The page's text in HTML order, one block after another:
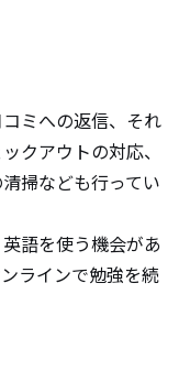
ミへの返信、それ
クアウトの対応、
掃なども行ってい
語を使う機会があ
ラインで勉強を続